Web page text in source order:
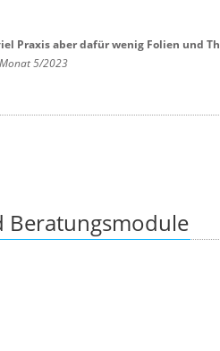
Praxis aber dafür wenig Folien und
5/2023
Beratungsmodule